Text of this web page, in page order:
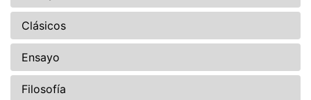
Clásicos
Ensayo
Filosofía